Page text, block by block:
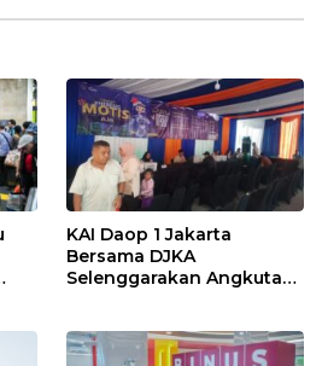
KAI Daop 1 Jakarta
Bersama DJKA
Selenggarakan Angkutan
Baru 2026